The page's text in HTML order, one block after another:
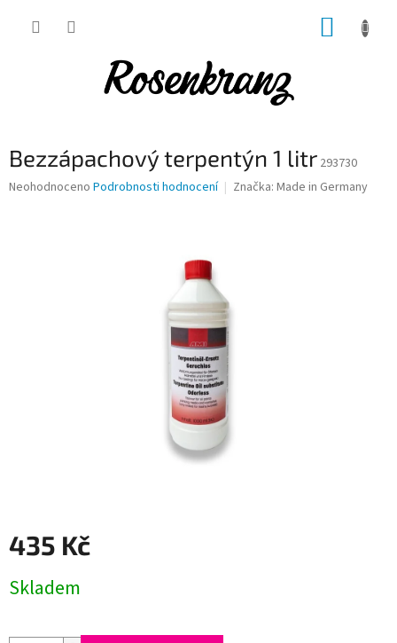
Bezzápachový terpentýn 1 litr 293730
Průměrné
Neohodnoceno Podrobnosti hodnocení Značka: Made in Germany
435 Kč
cena:
Skladem